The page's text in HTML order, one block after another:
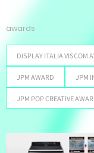
awards
DISPLAY ITALIA VISCOM
JPM AWARD JPM
JPM POP CREATIVE